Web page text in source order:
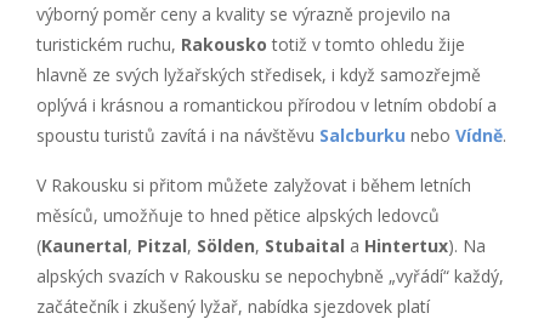
výborný poměr ceny a kvality se výrazně projevilo na
turistickém ruchu, Rakousko totiž v tomto ohledu žije
hlavně ze svých lyžařských středisek, i když samozřejmě
oplývá i krásnou a romantickou přírodou v letním období a
spoustu turistů zavítá i na návštěvu Salcburku nebo Vídně.
V Rakousku si přitom můžete zalyžovat i během letních
měsíců, umožňuje to hned pětice alpských ledovců
(Kaunertal, Pitzal, Sölden, Stubaital a Hintertux). Na
alpských svazích v Rakousku se nepochybně „vyřádí“ každý,
začátečník i zkušený lyžař, nabídka sjezdovek platí